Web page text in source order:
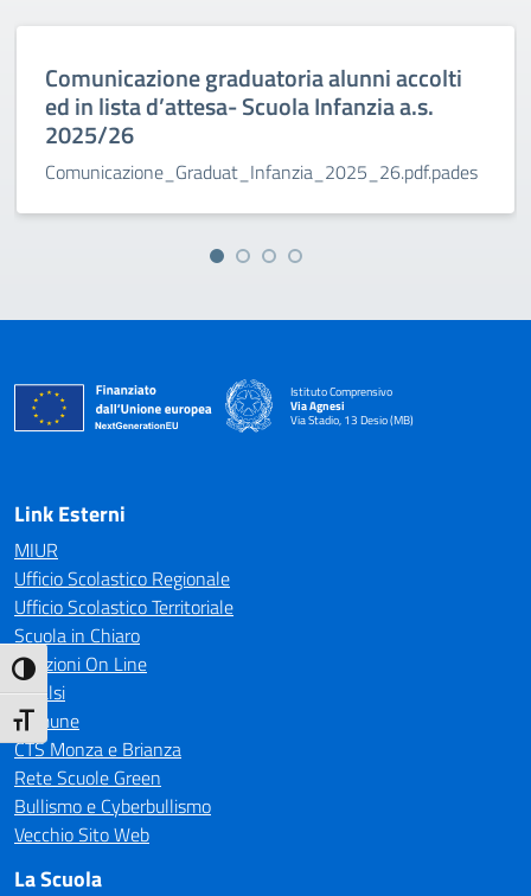
Attiva/disattiva alto contrasto
Attiva/disattiva dimensione testo
Comunicazione graduatoria alunni accolti
ed in lista d’attesa- Scuola Infanzia a.s.
2025/26
Comunicazione_Graduat_Infanzia_2025_26.pdf.pades
Istituto Comprensivo
Via Agnesi
Via Stadio, 13 Desio (MB)
— Visita la pagina iniziale della scuola
Link Esterni
MIUR
Ufficio Scolastico Regionale
Ufficio Scolastico Territoriale
Scuola in Chiaro
Iscrizioni On Line
Invalsi
Comune
CTS Monza e Brianza
Rete Scuole Green
Bullismo e Cyberbullismo
Vecchio Sito Web
La Scuola